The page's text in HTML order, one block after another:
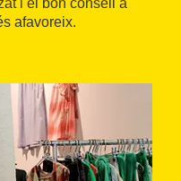
i el bon consell a
afavoreix.